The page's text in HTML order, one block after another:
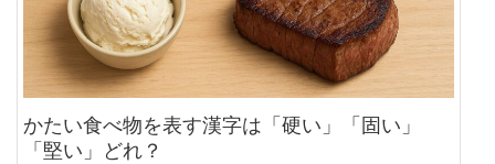
かたい食べ物を表す漢字は「硬い」「固い」
「堅い」どれ？